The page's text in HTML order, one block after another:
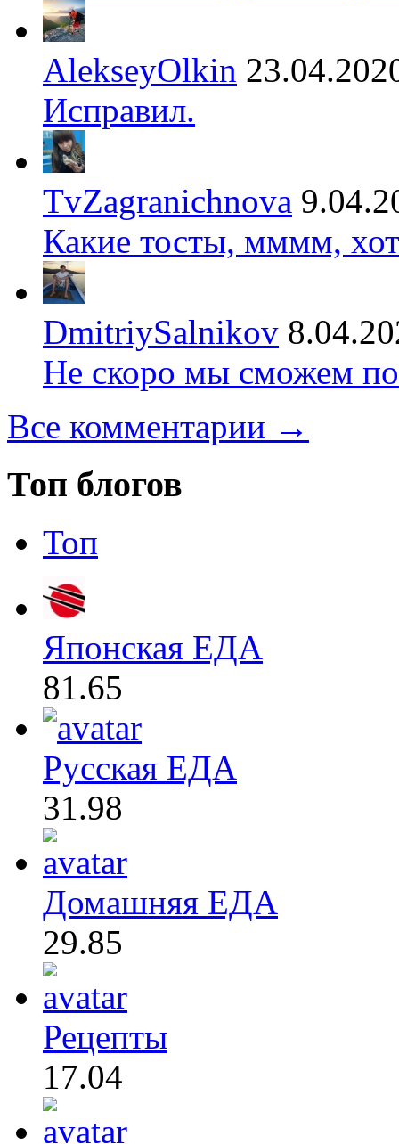
AlekseyOlkin
Исправил.
TvZagranichnova
Какие тосты, мммм,
DmitriySalnikov
Не скоро мы сможем
Все комментарии →
Топ блогов
Топ
Японская ЕДА
81.65
Русская ЕДА
31.98
Домашняя ЕДА
29.85
Рецепты
17.04